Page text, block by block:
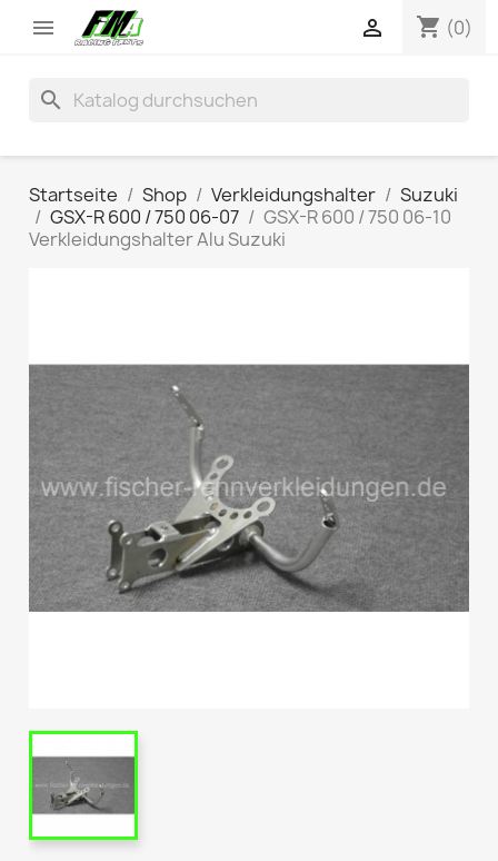
 shopping_cart (0)

search
Startseite Shop Verkleidungshalter
Suzuki
GSX-R 600 / 750 06-07
GSX-R 600 / 750 06-10
Verkleidungshalter Alu Suzuki